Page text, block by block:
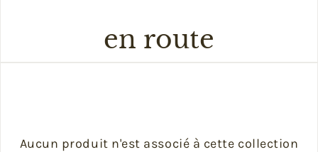
en route
Aucun produit n'est associé à cette collection